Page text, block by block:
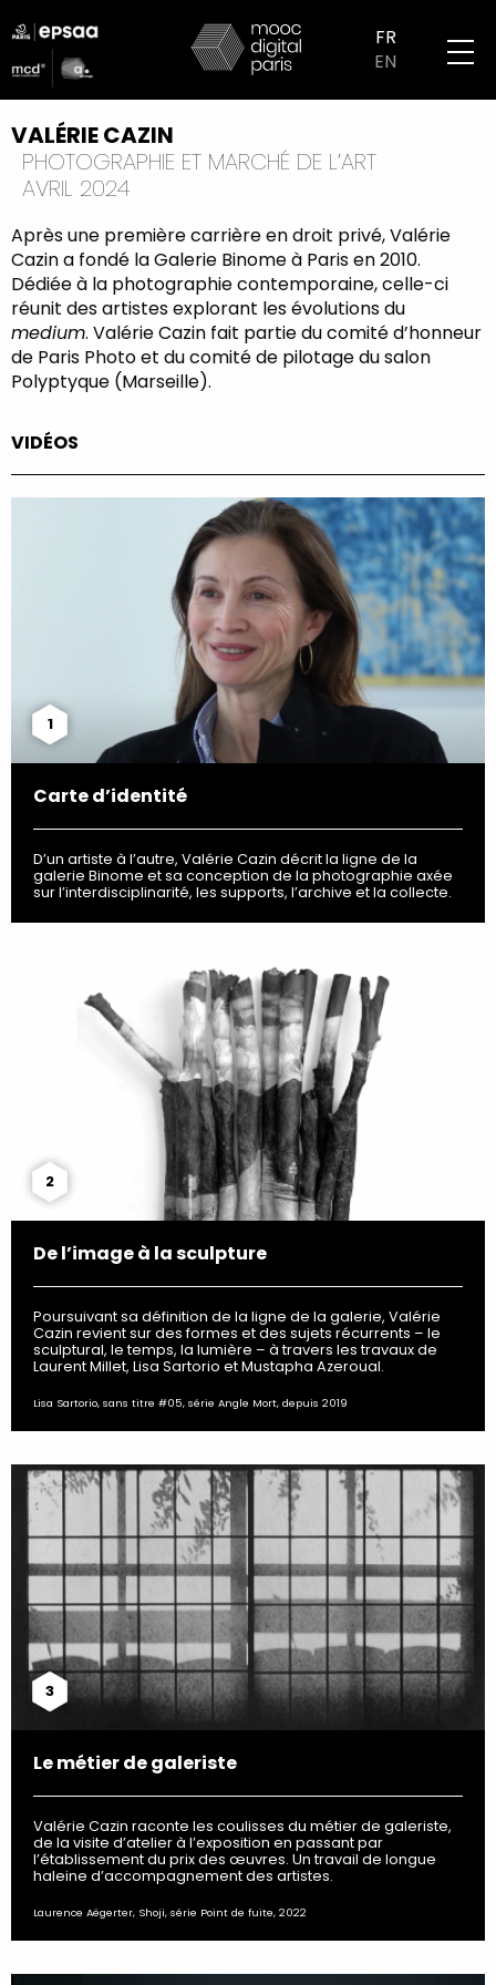
au
contenu
principal
logo
partenaires
mobile
FR
EN
VALÉRIE CAZIN
PHOTOGRAPHIE ET MARCHÉ DE L’ART
AVRIL 2024
Après une première carrière en droit privé, Valérie
Cazin a fondé la Galerie Binome à Paris en 2010.
Dédiée à la photographie contemporaine, celle-ci
réunit des artistes explorant les évolutions du
medium. Valérie Cazin fait partie du comité d’honneur
de Paris Photo et du comité de pilotage du salon
Polyptyque (Marseille).
VIDÉOS
1
Carte d’identité
D’un artiste à l’autre, Valérie Cazin décrit la ligne de la
galerie Binome et sa conception de la photographie axée
sur l’interdisciplinarité, les supports, l’archive et la collecte.
2
De l’image à la sculpture
Poursuivant sa définition de la ligne de la galerie, Valérie
Cazin revient sur des formes et des sujets récurrents – le
sculptural, le temps, la lumière – à travers les travaux de
Laurent Millet, Lisa Sartorio et Mustapha Azeroual.
Lisa Sartorio, sans titre #05, série Angle Mort, depuis 2019
3
Le métier de galeriste
Valérie Cazin raconte les coulisses du métier de galeriste,
de la visite d’atelier à l’exposition en passant par
l’établissement du prix des œuvres. Un travail de longue
haleine d’accompagnement des artistes.
Laurence Aëgerter, Shoji, série Point de fuite, 2022